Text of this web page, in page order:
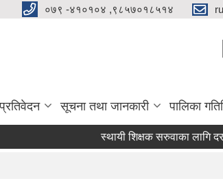
०७९ -४१०१०४ ,९८५७०१८५१४
प्रतिवेदन सूचना तथा जानकारी पालिका
स्थायी शिक्षक सरुवाका लागि दरखास्त